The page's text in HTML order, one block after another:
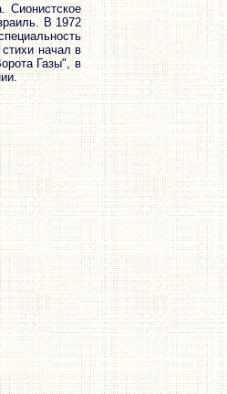
Сионистское
В 1972
начал в
Газы", в